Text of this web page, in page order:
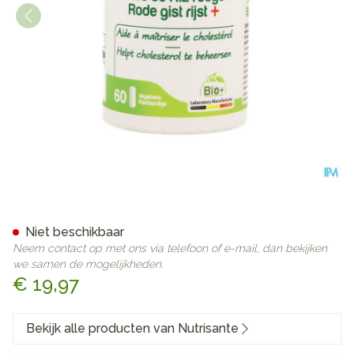
€ 19,97
Niet beschikbaar
Neem contact op met ons via telefoon of e-mail, dan bekijken
we samen de mogelijkheden.
Bekijk alle producten van Nutrisante